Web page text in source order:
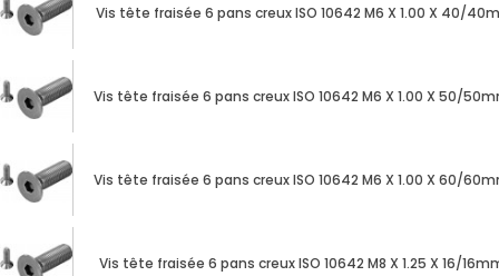
Vis tête fraisée 6 pans creux ISO 10642 M6 X 1.00 X 40/
Vis tête fraisée 6 pans creux ISO 10642 M6 X 1.00 X 50/
Vis tête fraisée 6 pans creux ISO 10642 M6 X 1.00 X 60/
Vis tête fraisée 6 pans creux ISO 10642 M8 X 1.25 X 16/